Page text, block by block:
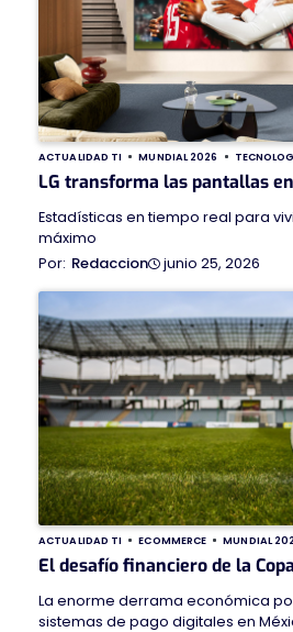
ACTUALIDAD TI MUNDIAL 2026
LG transforma las pantallas
Estadísticas en tiempo real para
máximo
Redaccion
junio 25, 2026
ACTUALIDAD TI ECOMMERCE MUNDIAL
El desafío financiero de la
La enorme derrama económica
sistemas de pago digitales en